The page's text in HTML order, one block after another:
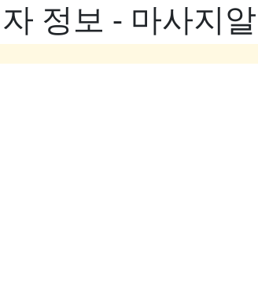
정보 - 마사지